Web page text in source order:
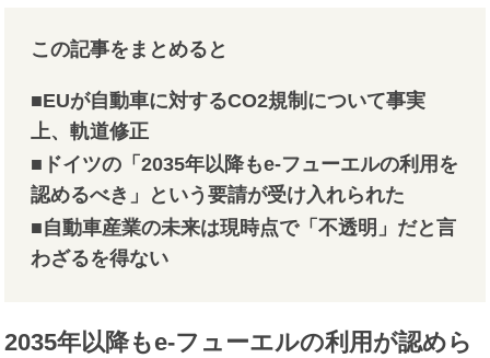
この記事をまとめると
■EUが自動車に対するCO2規制について事実
上、軌道修正
■ドイツの「2035年以降もe-フューエルの利用を
認めるべき」という要請が受け入れられた
■自動車産業の未来は現時点で「不透明」だと言
わざるを得ない
2035年以降もe-フューエルの利用が認めら